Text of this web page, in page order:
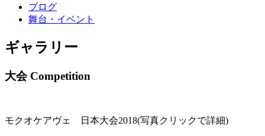
ブログ
舞台・イベント
ギャラリー
大会 Competition
モクオケアヴェ 日本大会2018(写真クリックで詳細)